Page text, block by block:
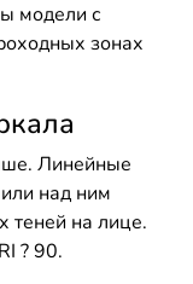
модели с
зонах
Линейные
над ним
теней на лице.
? 90.